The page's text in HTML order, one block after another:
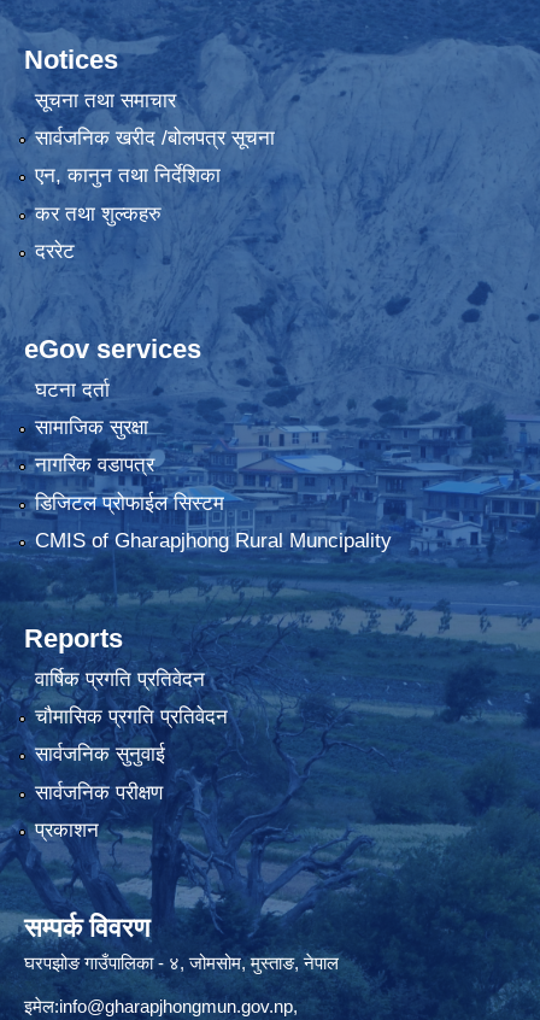
Notices
सूचना तथा समाचार
सार्वजनिक खरीद /बोलपत्र सूचना
एन, कानुन तथा निर्देशिका
कर तथा शुल्कहरु
दररेट
eGov services
घटना दर्ता
सामाजिक सुरक्षा
नागरिक वडापत्र
डिजिटल प्रोफाईल सिस्टम
CMIS of Gharapjhong Rural Muncipality
Reports
वार्षिक प्रगति प्रतिवेदन
चौमासिक प्रगति प्रतिवेदन
सार्वजनिक सुनुवाई
सार्वजनिक परीक्षण
प्रकाशन
सम्पर्क विवरण
घरपझोङ गाउँपालिका - ४, जोमसोम, मुस्ताङ, नेपाल
इमेल:info@gharapjhongmun.gov.np,